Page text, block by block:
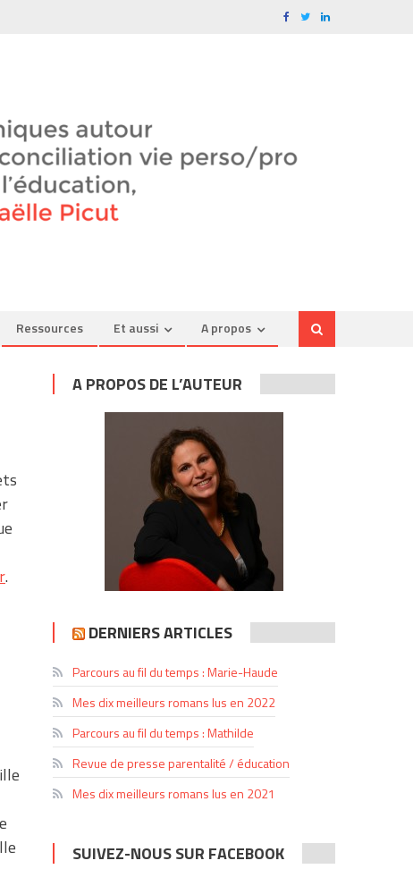
Ressources Et aussi A propos
.
A PROPOS DE L’AUTEUR
DERNIERS ARTICLES
Parcours au fil du temps : Marie-Haude
Mes dix meilleurs romans lus en 2022
Parcours au fil du temps : Mathilde
Revue de presse parentalité / éducation
Mes dix meilleurs romans lus en 2021
SUIVEZ-NOUS SUR FACEBOOK